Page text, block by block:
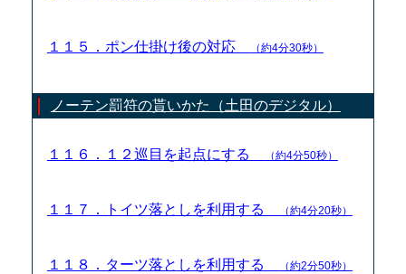
１１５．ポン仕掛け後の対応 （約4分30秒）
ノーテン罰符の貰いかた（土田のデジタル）
１１６．１２巡目を起点にする （約4分50秒）
１１７．トイツ落としを利用する （約4分20秒）
１１８．ターツ落としを利用する （約2分50秒）